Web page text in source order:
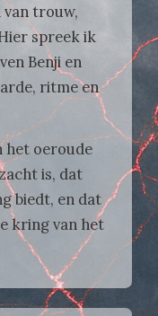
trouw,
spreek ik
Benji en
ritme en
het oeroude
is, dat
biedt, en dat
kring van het